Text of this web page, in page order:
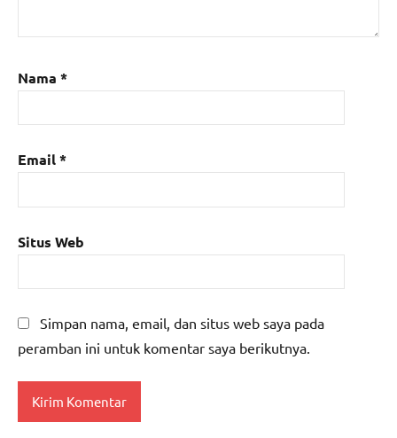
Nama *
Email*
Situs Web
Simpan nama, email, dan situs web saya pada
peramban ini untuk komentar saya berikutnya.